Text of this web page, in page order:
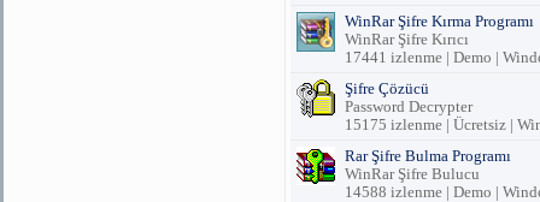
WinRar Şifre Kırma Programı
WinRar Şifre Kırıcı
17441 izlenme | Demo |
Şifre Çözücü
Password Decrypter
15175 izlenme | Ücretsiz |
Rar Şifre Bulma Programı
WinRar Şifre Bulucu
14588 izlenme | Demo |